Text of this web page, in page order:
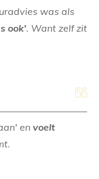
was als
ook'. Want zelf zit
en voelt